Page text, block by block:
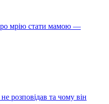
мрію стати мамою —
розповідав та чому він